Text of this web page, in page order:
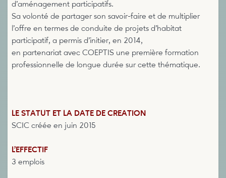
d’aménagement participatifs.
Sa volonté de partager son savoir-faire et de multiplier
l’offre en termes de conduite de projets d’habitat
participatif, a permis d’initier, en 2014,
en partenariat avec COEPTIS une première formation
professionnelle de longue durée sur cette thématique.
LE STATUT ET LA DATE DE CREATION
SCIC créée en juin 2015
L’EFFECTIF
3 emplois